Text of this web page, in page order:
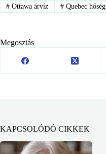
#Ottawa árvíz #Quebec hőség
Megosztás
KAPCSOLÓDÓ CIKKEK